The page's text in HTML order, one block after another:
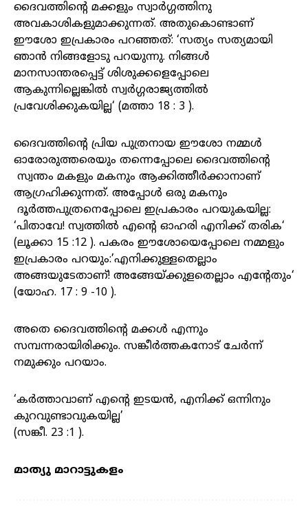
ദൈവത്തിന്റെ മക്കളും സ്വാർഗ്ഗത്തിനു
അവകാശികളുമാക്കുന്നത്. അതുകൊണ്ടാണ്
ഈശോ ഇപ്രകാരം പറഞ്ഞത്: ‘സത്യം സത്യമായി
ഞാൻ നിങ്ങളോടു പറയുന്നു. നിങ്ങൾ
മാനസാന്തരപ്പെട്ട് ശിശുക്കളെപ്പോലെ
ആകുന്നില്ലെങ്കിൽ സ്വർഗ്ഗരാജ്യത്തിൽ
പ്രവേശിക്കുകയില്ല‘ (മത്താ 18 : 3 ).
ദൈവത്തിന്റെ പ്രിയ പുത്രനായ ഈശോ നമ്മൾ
ഓരോരുത്തരെയും തന്നെപ്പോലെ ദൈവത്തിന്റെ
സ്വന്തം മകളും മകനും ആക്കിത്തീർക്കാനാണ്
ആഗ്രഹിക്കുന്നത്. അപ്പോൾ ഒരു മകനും
ദൂർത്തപുത്രനെപ്പോലെ ഇപ്രകാരം പറയുകയില്ല:
‘പിതാവേ! സ്വത്തിൽ എന്റെ ഓഹരി എനിക്ക് തരിക‘
(ലൂക്കാ 15 :12 ). പകരം ഈശോയെപ്പോലെ നമ്മളും
ഇപ്രകാരം പറയും:’എനിക്കുള്ളതെല്ലാം
അങ്ങയുടേതാണ്! അങ്ങേയ്ക്കുളതെല്ലാം എന്റേതും‘
(യോഹ. 17 : 9 -10 ).
അതെ ദൈവത്തിന്റെ മക്കൾ എന്നും
സമ്പന്നരായിരിക്കും. സങ്കീർത്തകനോട് ചേർന്ന്
നമുക്കും പറയാം.
‘കർത്താവാണ് എന്റെ ഇടയൻ, എനിക്ക് ഒന്നിനും
കുറവുണ്ടാവുകയില്ല’
(സങ്കീ. 23 :1 ).
മാത്യു മാറാട്ടുകളം